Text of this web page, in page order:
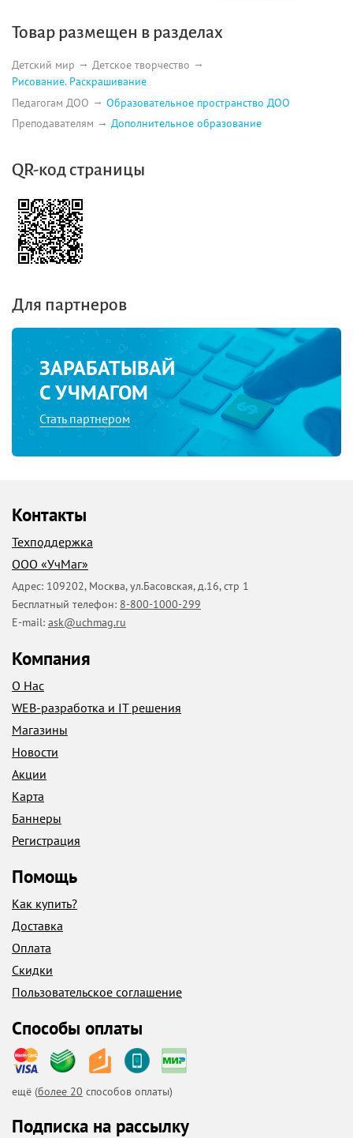
Товар размещен в разделах
Детский мир
Детское творчество
Рисование. Раскрашивание
Педагогам ДОО
Образовательное пространство ДОО
Преподавателям
Дополнительное образование
QR-код страницы
Для партнеров
ЗАРАБАТЫВАЙ
С УЧМАГОМ
Стать партнером
Контакты
Техподдержка
ООО «УчМаг»
Адрес: 109202, Москва,ул.Басовская, д.16, стр 1
Бесплатный телефон: 8-800-1000-299
E-mail: ask@uchmag.ru
Компания
О Нас
WEB-разработка и IT решения
Магазины
Новости
Акции
Карта
Баннеры
Регистрация
Помощь
Как купить?
Доставка
Оплата
Скидки
Пользовательское соглашение
Способы оплаты
ещё (более 20 способов оплаты)
Подписка на рассылку